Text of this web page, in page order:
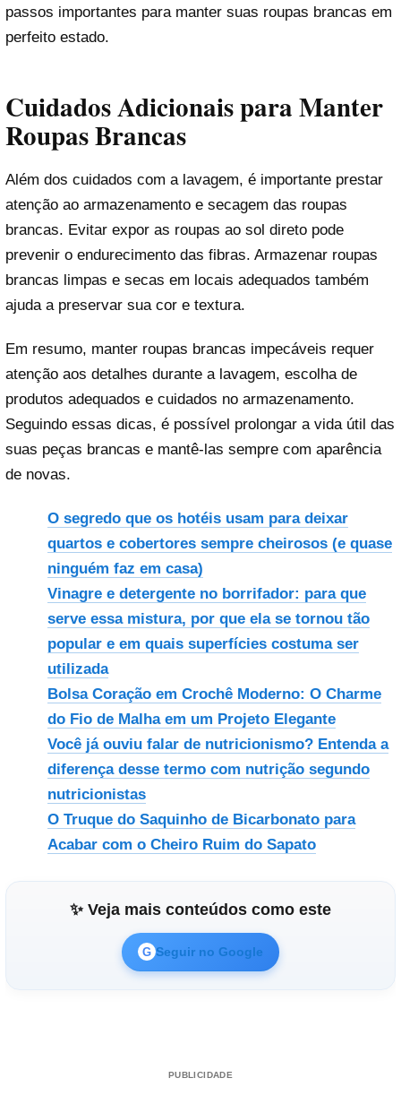
passos importantes para manter suas roupas brancas em
perfeito estado.
Cuidados Adicionais para Manter
Roupas Brancas
Além dos cuidados com a lavagem, é importante prestar
atenção ao armazenamento e secagem das roupas
brancas. Evitar expor as roupas ao sol direto pode
prevenir o endurecimento das fibras. Armazenar roupas
brancas limpas e secas em locais adequados também
ajuda a preservar sua cor e textura.
Em resumo, manter roupas brancas impecáveis requer
atenção aos detalhes durante a lavagem, escolha de
produtos adequados e cuidados no armazenamento.
Seguindo essas dicas, é possível prolongar a vida útil das
suas peças brancas e mantê-las sempre com aparência
de novas.
O segredo que os hotéis usam para deixar
quartos e cobertores sempre cheirosos (e quase
ninguém faz em casa)
Vinagre e detergente no borrifador: para que
serve essa mistura, por que ela se tornou tão
popular e em quais superfícies costuma ser
utilizada
Bolsa Coração em Crochê Moderno: O Charme
do Fio de Malha em um Projeto Elegante
Você já ouviu falar de nutricionismo? Entenda a
diferença desse termo com nutrição segundo
nutricionistas
O Truque do Saquinho de Bicarbonato para
Acabar com o Cheiro Ruim do Sapato
✨ Veja mais conteúdos como este
G Seguir no Google
PUBLICIDADE